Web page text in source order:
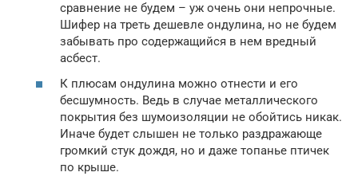
сравнение не будем – уж очень они непрочные.
Шифер на треть дешевле ондулина, но не будем
забывать про содержащийся в нем вредный
асбест.
К плюсам ондулина можно отнести и его
бесшумность. Ведь в случае металлического
покрытия без шумоизоляции не обойтись никак.
Иначе будет слышен не только раздражающе
громкий стук дождя, но и даже топанье птичек
по крыше.